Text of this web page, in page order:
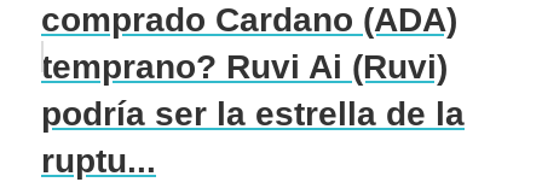
comprado Cardano (ADA)
temprano? Ruvi Ai (Ruvi)
podría ser la estrella de la
ruptu...